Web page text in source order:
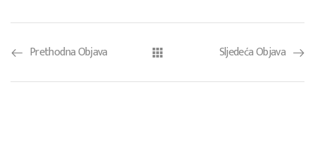
Prethodna Objava Sljedeća Objava